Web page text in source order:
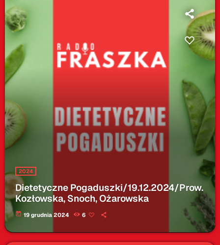
2024
Dietetyczne Pogaduszki/19.12.2024/Prow.
Kozłowska, Snoch, Ożarowska
today 19 grudnia 2024 6